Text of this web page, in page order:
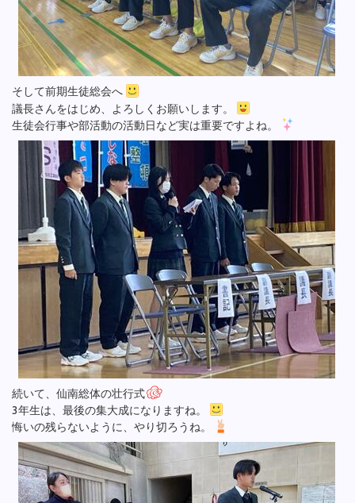
そして前期生徒総会へ
議長さんをはじめ、よろしくお願いします。
生徒会行事や部活動の活動日など実は重要ですよね。
続いて、仙南総体の壮行式
3年生は、最後の集大成になりますね。
悔いの残らないように、やり切ろうね。